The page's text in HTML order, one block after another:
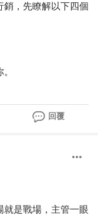
銷，先瞭解以下四個
回覆
就是戰場，主管一眼